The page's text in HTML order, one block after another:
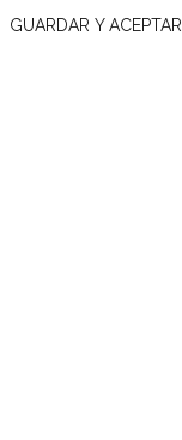
GUARDAR Y ACEPTAR